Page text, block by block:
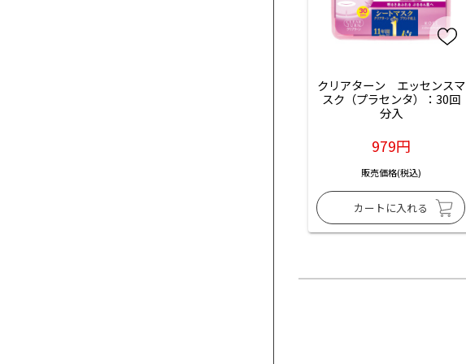
クリアターン　エッセンスマ
スク（プラセンタ）：30回
分入
979円
販売価格(税込)